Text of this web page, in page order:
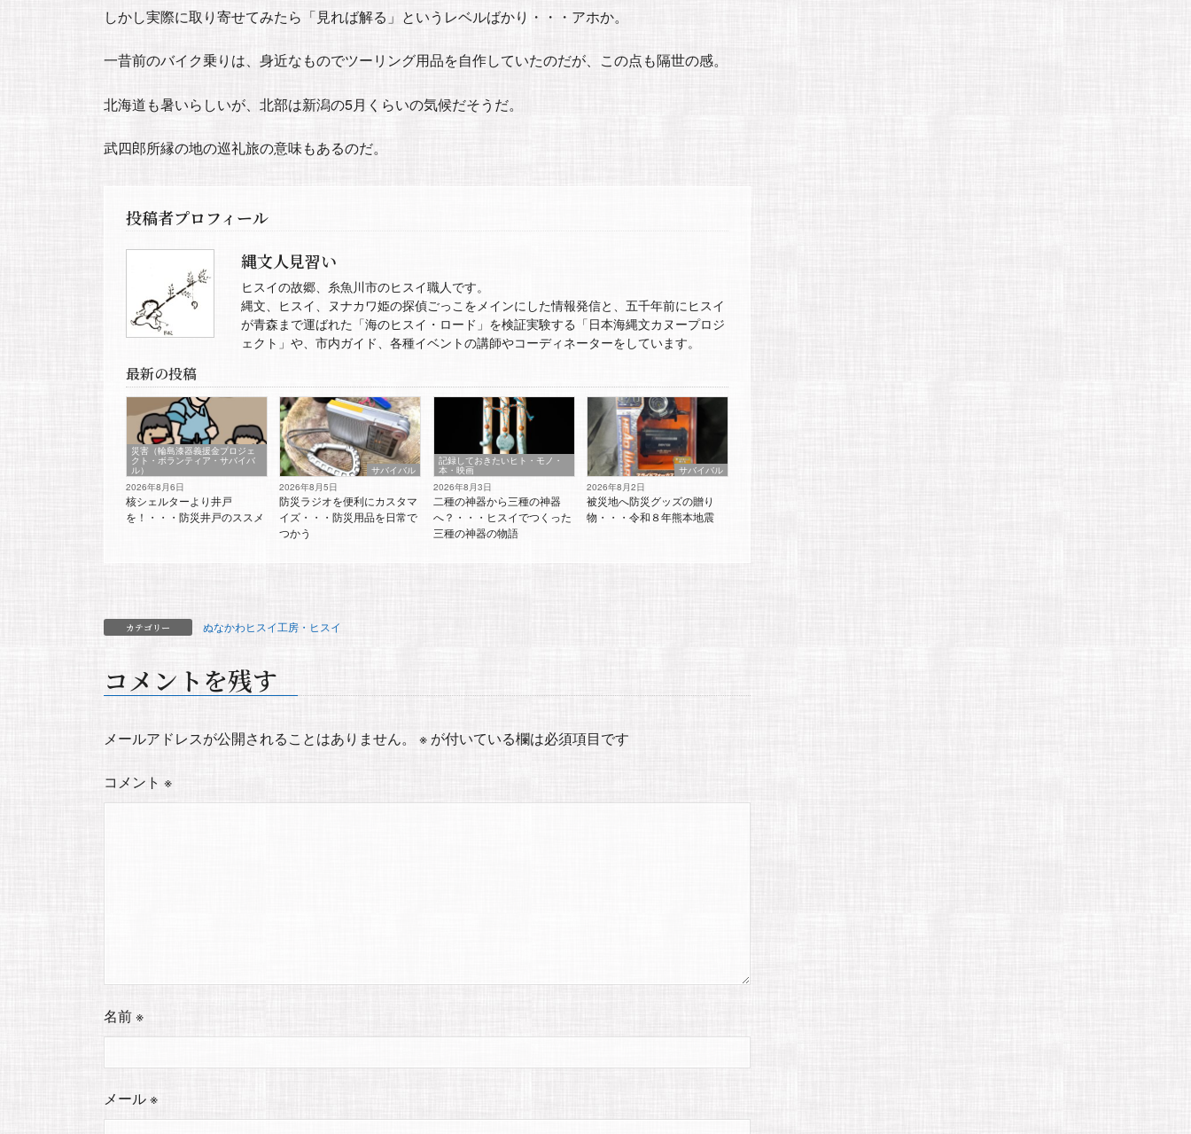
しかし実際に取り寄せてみたら「見れば解る」というレベルばかり・・・アホか。
一昔前のバイク乗りは、身近なものでツーリング用品を自作していたのだが、この点も隔世の感。
北海道も暑いらしいが、北部は新潟の5月くらいの気候だそうだ。
武四郎所縁の地の巡礼旅の意味もあるのだ。
投稿者プロフィール
縄文人見習い
ヒスイの故郷、糸魚川市のヒスイ職人です。
縄文、ヒスイ、ヌナカワ姫の探偵ごっこをメインにした情報発信と、五千年前にヒスイ
が青森まで運ばれた「海のヒスイ・ロード」を検証実験する「日本海縄文カヌープロジ
ェクト」や、市内ガイド、各種イベントの講師やコーディネーターをしています。
最新の投稿
災害（輪島漆器義援金プロジェ
クト・ボランティア・サバイバ
ル）
2026年8月6日
核シェルターより井戸
を！・・・防災井戸のススメ
サバイバル
2026年8月5日
防災ラジオを便利にカスタマ
イズ・・・防災用品を日常で
つかう
記録しておきたいヒト・モノ・
本・映画
2026年8月3日
二種の神器から三種の神器
へ？・・・ヒスイでつくった
三種の神器の物語
サバイバル
2026年8月2日
被災地へ防災グッズの贈り
物・・・令和８年熊本地震
カテゴリー ぬなかわヒスイ工房・ヒスイ
コメントを残す
メールアドレスが公開されることはありません。 ※ が付いている欄は必須項目です
コメント ※
名前※
メール※